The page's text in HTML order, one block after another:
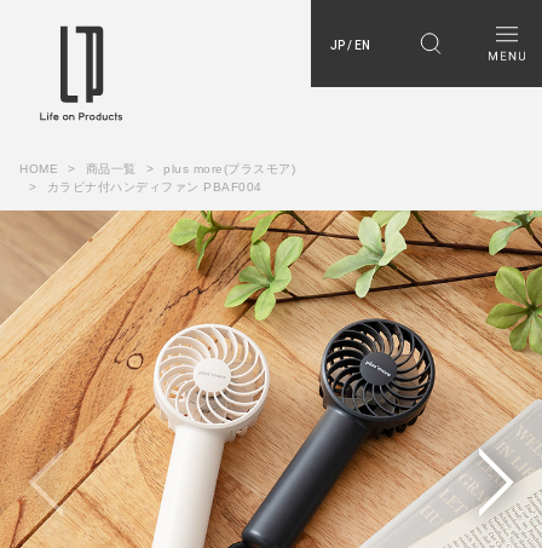
JP / EN
HOME 商品一覧
plus more(プラスモア)
カラビナ付ハンディファン PBAF004